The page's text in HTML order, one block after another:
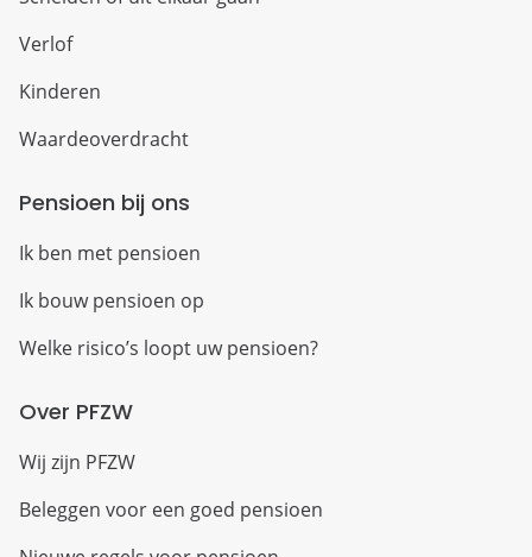
Verlof
Kinderen
Waardeoverdracht
Pensioen bij ons
Ik ben met pensioen
Ik bouw pensioen op
Welke risico’s loopt uw pensioen?
Over PFZW
Wij zijn PFZW
Beleggen voor een goed pensioen